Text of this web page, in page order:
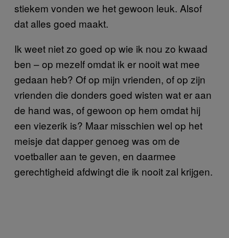
stiekem vonden we het gewoon leuk. Alsof
dat alles goed maakt.
Ik weet niet zo goed op wie ik nou zo kwaad
ben – op mezelf omdat ik er nooit wat mee
gedaan heb? Of op mijn vrienden, of op zijn
vrienden die donders goed wisten wat er aan
de hand was, of gewoon op hem omdat hij
een viezerik is? Maar misschien wel op het
meisje dat dapper genoeg was om de
voetballer aan te geven, en daarmee
gerechtigheid afdwingt die ik nooit zal krijgen.